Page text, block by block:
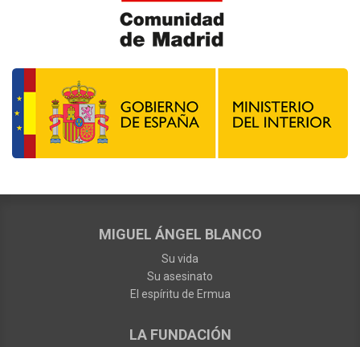
MIGUEL ÁNGEL BLANCO
Su vida
Su asesinato
El espíritu de Ermua
LA FUNDACIÓN